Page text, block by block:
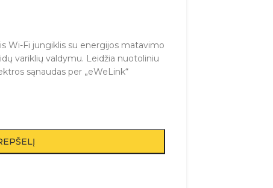
Wi-Fi jungiklis su energijos matavimo
variklių valdymu. Leidžia nuotoliniu
sąnaudas per „eWeLink“